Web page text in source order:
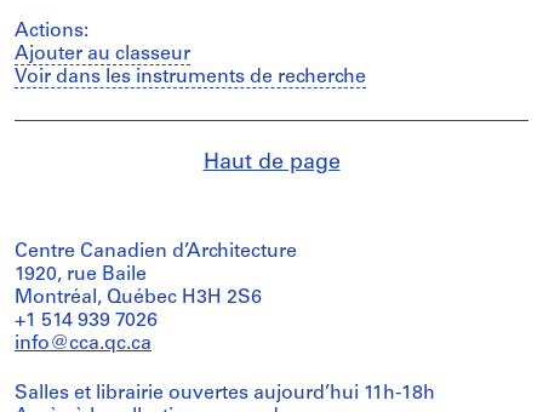
Actions:
Ajouter au classeur
Voir dans les instruments de recherche
Haut de page
Centre Canadien d’Architecture
1920, rue Baile
Montréal, Québec H3H 2S6
+1 514 939 7026
info@cca.qc.ca
Salles et librairie ouvertes aujourd’hui 11h-18h